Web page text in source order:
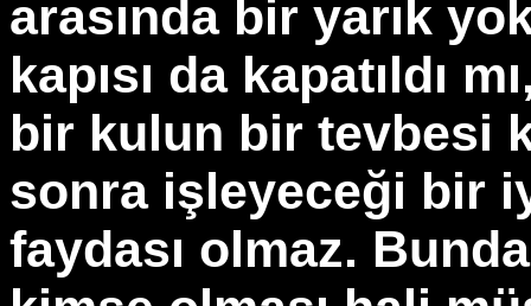
arasında bir yarık
kapısı da kapatıldı
bir kulun bir tevbesi
sonra işleyeceği bir
faydası olmaz.